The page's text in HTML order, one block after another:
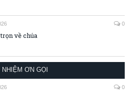
0
về chúa
NHIỆM ƠN GỌI
0